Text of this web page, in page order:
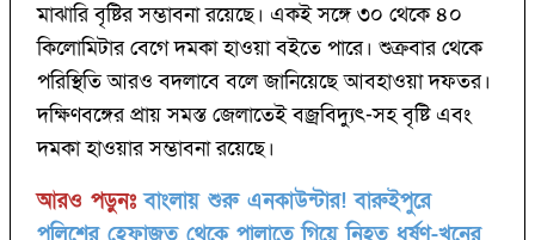
মাঝারি বৃষ্টির সম্ভাবনা রয়েছে। একই সঙ্গে ৩০ থেকে ৪০
কিলোমিটার বেগে দমকা হাওয়া বইতে পারে। শুক্রবার থেকে
পরিস্থিতি আরও বদলাবে বলে জানিয়েছে আবহাওয়া দফতর।
দক্ষিণবঙ্গের প্রায় সমস্ত জেলাতেই বজ্রবিদ্যুৎ-সহ বৃষ্টি এবং
দমকা হাওয়ার সম্ভাবনা রয়েছে।
আরও পড়ুনঃবাংলায় শুরু এনকাউন্টার! বারুইপুরে